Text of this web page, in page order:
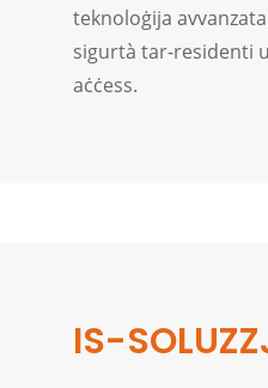
teknoloġija
sigurtà tar-residenti
aċċess.
IS-